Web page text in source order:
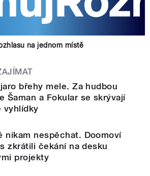
na jednom místě
břehy mele. Za hudbou
Šaman a Fokular se skrývají
vyhlídky
nikam nespěchat. Doomoví
zkrátili čekání na desku
projekty